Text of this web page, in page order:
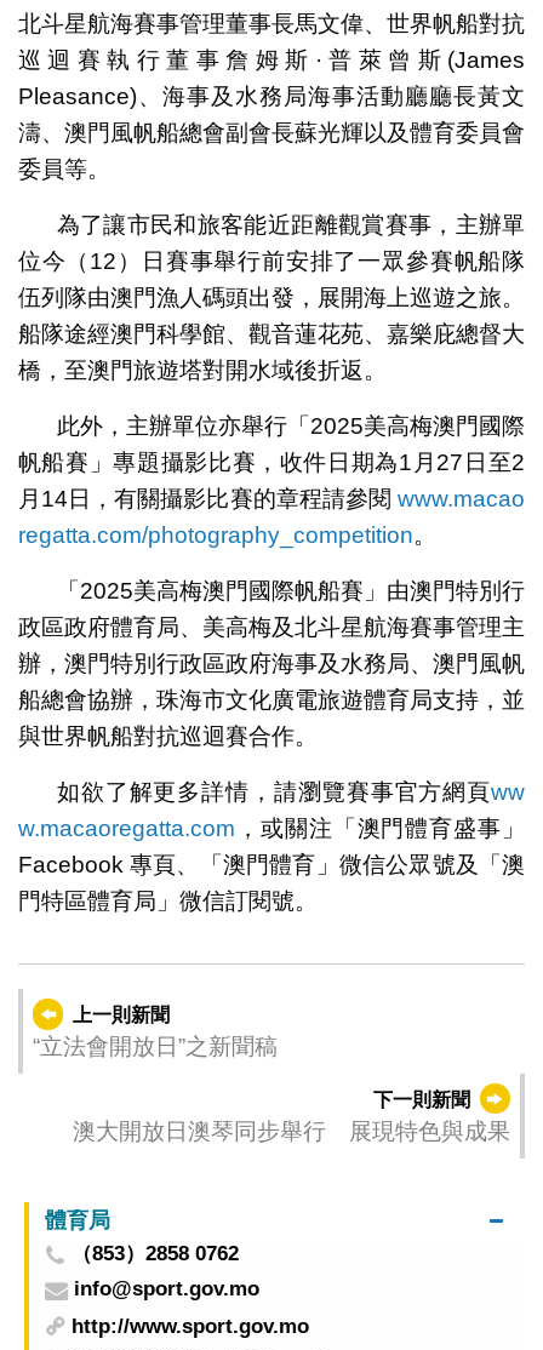
北斗星航海賽事管理董事長馬文偉、世界帆船對抗
巡迴賽執行董事詹姆斯·普萊曾斯(James
Pleasance)、海事及水務局海事活動廳廳長黃文
濤、澳門風帆船總會副會長蘇光輝以及體育委員會
委員等。
為了讓市民和旅客能近距離觀賞賽事，主辦單
位今（12）日賽事舉行前安排了一眾參賽帆船隊
伍列隊由澳門漁人碼頭出發，展開海上巡遊之旅。
船隊途經澳門科學館、觀音蓮花苑、嘉樂庇總督大
橋，至澳門旅遊塔對開水域後折返。
此外，主辦單位亦舉行「2025美高梅澳門國際
帆船賽」專題攝影比賽，收件日期為1月27日至2
月14日，有關攝影比賽的章程請參閱www.macao
regatta.com/photography_competition。
「2025美高梅澳門國際帆船賽」由澳門特別行
政區政府體育局、美高梅及北斗星航海賽事管理主
辦，澳門特別行政區政府海事及水務局、澳門風帆
船總會協辦，珠海市文化廣電旅遊體育局支持，並
與世界帆船對抗巡迴賽合作。
如欲了解更多詳情，請瀏覽賽事官方網頁ww
w.macaoregatta.com ，或關注「澳門體育盛事」
Facebook 專頁、「澳門體育」微信公眾號及「澳
門特區體育局」微信訂閱號。
上一則新聞
“立法會開放日”之新聞稿
下一則新聞
澳大開放日澳琴同步舉行 展現特色與成果
體育局
（853）2858 0762
info@sport.gov.mo
http://www.sport.gov.mo